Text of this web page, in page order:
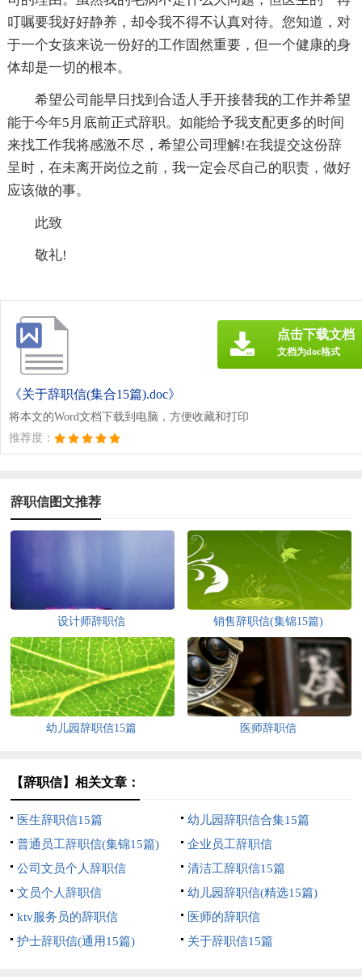
叮嘱要我好好静养，却令我不得不认真对待。您知道，对
于一个女孩来说一份好的工作固然重要，但一个健康的身
体却是一切的根本。
希望公司能早日找到合适人手开接替我的工作并希望
能于今年5月底前正式辞职。如能给予我支配更多的时间
来找工作我将感激不尽，希望公司理解!在我提交这份辞
呈时，在未离开岗位之前，我一定会尽自己的职责，做好
应该做的事。
此致
敬礼!
《关于辞职信(集合15篇).doc》
将本文的Word文档下载到电脑，方便收藏和打印
推荐度：
点击下载文档
文档为doc格式
辞职信图文推荐
设计师辞职信 销售辞职信(集锦15篇)
幼儿园辞职信15篇 医师辞职信
【辞职信】相关文章：
医生辞职信15篇
幼儿园辞职信合集15篇
普通员工辞职信(集锦15篇)
企业员工辞职信
公司文员个人辞职信
清洁工辞职信15篇
文员个人辞职信
幼儿园辞职信(精选15篇)
ktv服务员的辞职信
医师的辞职信
护士辞职信(通用15篇)
关于辞职信15篇